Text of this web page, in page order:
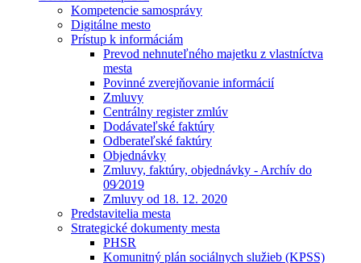
Kompetencie samosprávy
Digitálne mesto
Prístup k informáciám
Prevod nehnuteľného majetku z vlastníctva
mesta
Povinné zverejňovanie informácií
Zmluvy
Centrálny register zmlúv
Dodávateľské faktúry
Odberateľské faktúry
Objednávky
Zmluvy, faktúry, objednávky - Archív do
09⁄2019
Zmluvy od 18. 12. 2020
Predstavitelia mesta
Strategické dokumenty mesta
PHSR
Komunitný plán sociálnych služieb (KPSS)